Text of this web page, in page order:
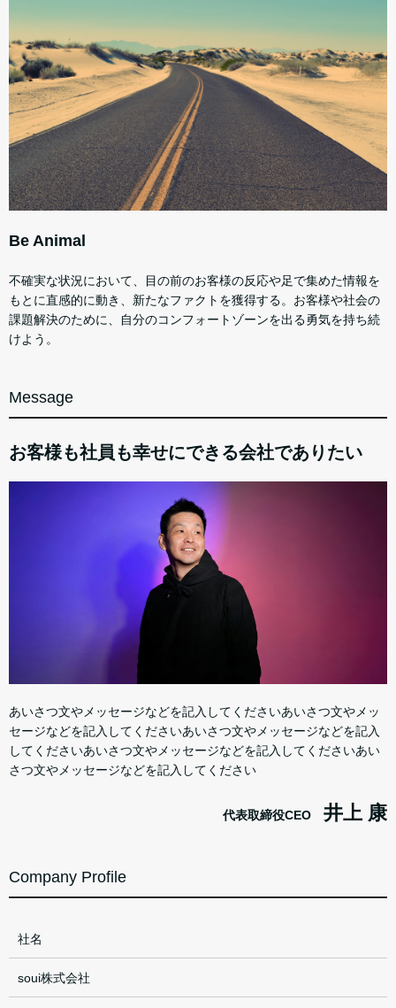
Be Animal
不確実な状況において、目の前のお客様の反応や足で集めた情報を
もとに直感的に動き、新たなファクトを獲得する。お客様や社会の
課題解決のために、自分のコンフォートゾーンを出る勇気を持ち続
けよう。
Message
お客様も社員も幸せにできる会社でありたい
あいさつ文やメッセージなどを記入してくださいあいさつ文やメッ
セージなどを記入してくださいあいさつ文やメッセージなどを記入
してくださいあいさつ文やメッセージなどを記入してくださいあい
さつ文やメッセージなどを記入してください
代表取締役CEO 井上 康
Company Profile
社名
soui株式会社